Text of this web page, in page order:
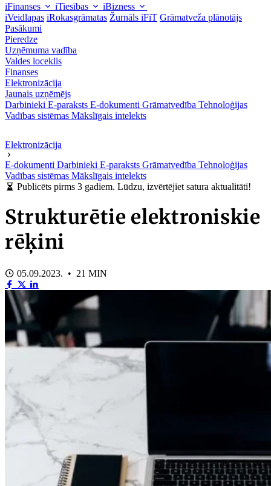
iFinanses iTiesības
iBizness
iVeidlapas iRokasgrāmatas Žurnāls iFiT Grāmatveža plānotājs
Pasākumi
Pieredze
Uzņēmuma vadība
Valdes loceklis
Finanses
Elektronizācija
Jaunais uzņēmējs
Darbinieki E-paraksts E-dokumenti Grāmatvedība Tehnoloģijas
Vadības sistēmas Mākslīgais intelekts
Elektronizācija
E-dokumenti Darbinieki E-paraksts Grāmatvedība Tehnoloģijas
Vadības sistēmas Mākslīgais intelekts
Publicēts pirms 3 gadiem. Lūdzu, izvērtējiet satura aktualitāti!
Strukturētie elektroniskie
rēķini
05.09.2023. • 21 MIN